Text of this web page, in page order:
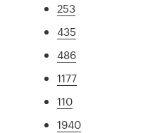
253
435
486
1177
110
1940